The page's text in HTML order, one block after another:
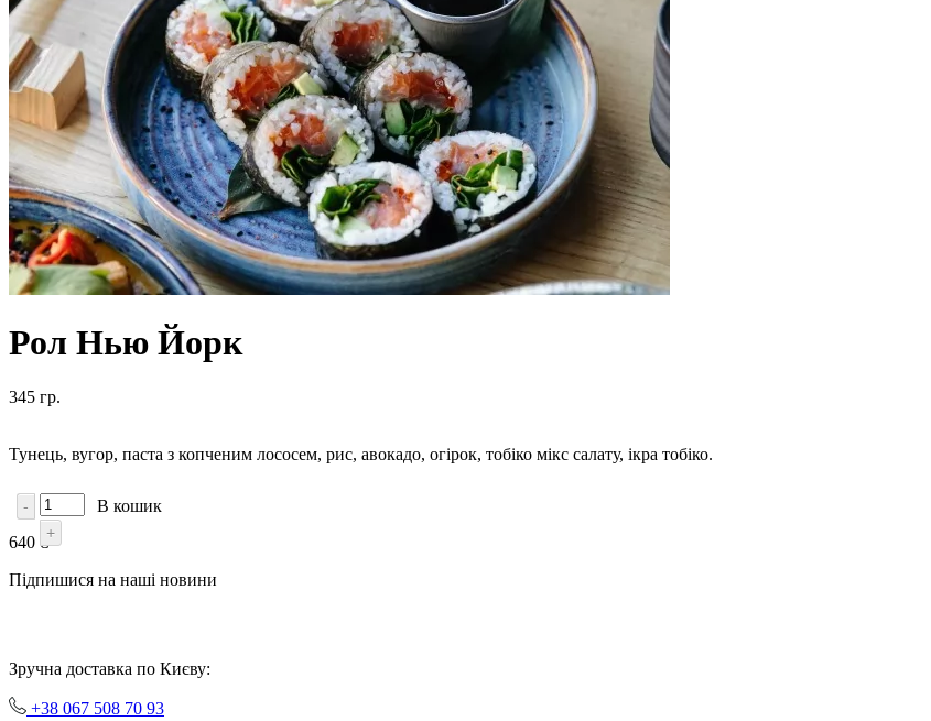
Рол Нью Йорк
345 гр.
Тунець, вугор, паста з копченим лососем, рис, авокадо, огірок, тобіко мікс салату, ікра тобіко.
-
+
В кошик
640 ₴
Підпишися на наші новини
Зручна доставка по Києву:
+38 067 508 70 93